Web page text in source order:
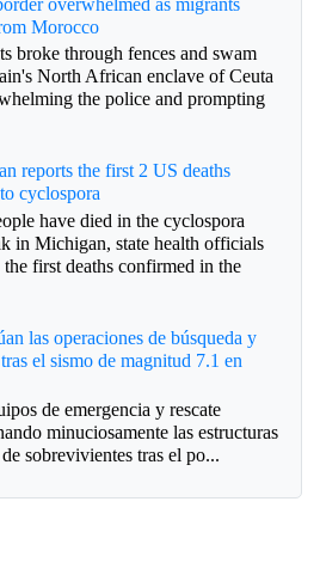
Morocco
broke through fences and swam
North African enclave of Ceuta
the police and prompting
reports the first 2 US deaths
cyclospora
have died in the cyclospora
in Michigan, state health officials
first deaths confirmed in the
las operaciones de búsqueda y
el sismo de magnitud 7.1 en
de emergencia y rescate
minuciosamente las estructuras
sobrevivientes tras el po...